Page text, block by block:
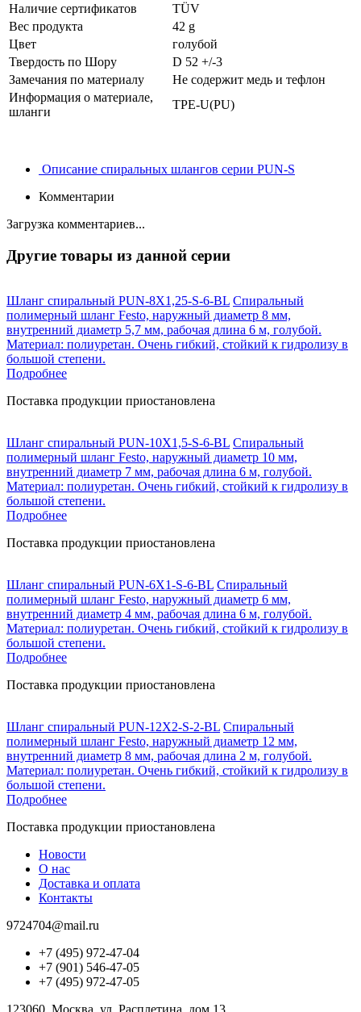
Наличие сертификатов
TÜV
Вес продукта
42 g
Цвет
голубой
Твердость по Шору
D 52 +/-3
Замечания по материалу
Не содержит медь и тефлон
Информация о материале,
шланги
TPE-U(PU)
Описание спиральных шлангов серии PUN-S
Комментарии
Загрузка комментариев...
Другие товары из данной серии
Шланг спиральный PUN-8X1,25-S-6-BL Спиральный
полимерный шланг Festo, наружный диаметр 8 мм,
внутренний диаметр 5,7 мм, рабочая длина 6 м, голубой.
Материал: полиуретан. Очень гибкий, стойкий к гидролизу в
большой степени.
Подробнее
Поставка продукции приостановлена
Шланг спиральный PUN-10X1,5-S-6-BL Спиральный
полимерный шланг Festo, наружный диаметр 10 мм,
внутренний диаметр 7 мм, рабочая длина 6 м, голубой.
Материал: полиуретан. Очень гибкий, стойкий к гидролизу в
большой степени.
Подробнее
Поставка продукции приостановлена
Шланг спиральный PUN-6X1-S-6-BL Спиральный
полимерный шланг Festo, наружный диаметр 6 мм,
внутренний диаметр 4 мм, рабочая длина 6 м, голубой.
Материал: полиуретан. Очень гибкий, стойкий к гидролизу в
большой степени.
Подробнее
Поставка продукции приостановлена
Шланг спиральный PUN-12X2-S-2-BL Спиральный
полимерный шланг Festo, наружный диаметр 12 мм,
внутренний диаметр 8 мм, рабочая длина 2 м, голубой.
Материал: полиуретан. Очень гибкий, стойкий к гидролизу в
большой степени.
Подробнее
Поставка продукции приостановлена
Новости
О нас
Доставка и оплата
Контакты
9724704@mail.ru
+7 (495) 972-47-04
+7 (901) 546-47-05
+7 (495) 972-47-05